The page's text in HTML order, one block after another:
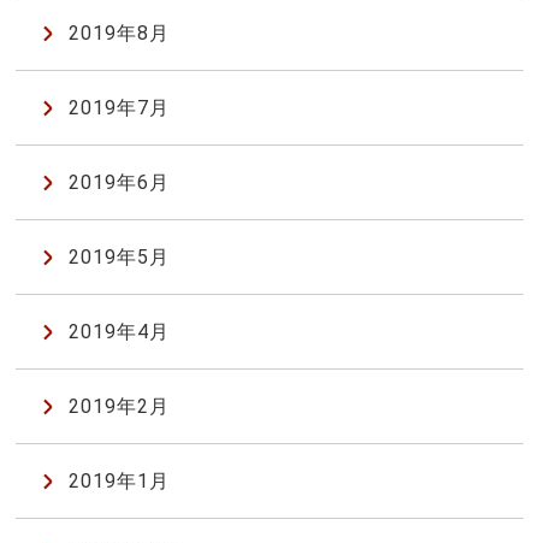
2019年8月
2019年7月
2019年6月
2019年5月
2019年4月
2019年2月
2019年1月